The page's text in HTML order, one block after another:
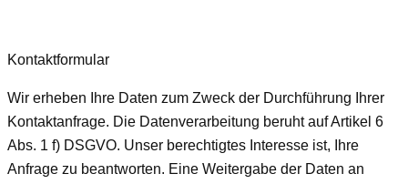
Kontaktformular
Wir erheben Ihre Daten zum Zweck der Durchführung Ihrer
Kontaktanfrage. Die Datenverarbeitung beruht auf Artikel 6
Abs. 1 f) DSGVO. Unser berechtigtes Interesse ist, Ihre
Anfrage zu beantworten. Eine Weitergabe der Daten an